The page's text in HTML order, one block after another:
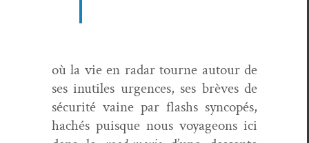
où la vie en radar tourne autour de
ses inutiles urgences, ses brèves de
sécu­rité vaine par flashs syn­copés,
hachés puisque nous voy­a­geons ici